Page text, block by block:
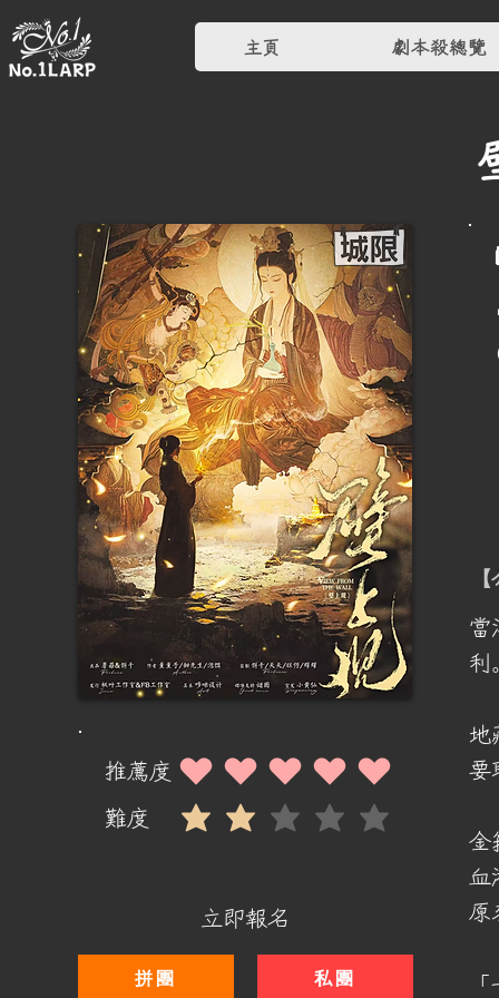
主頁 劇本殺總覽
推薦度 平均評等為 5 ，滿分 5 分
難度 平均評等為 2 ，滿分 5 分
立即報名
拼團 私團
當
利
地
要
金
血
原